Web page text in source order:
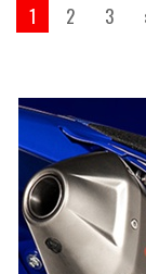
1 2 3